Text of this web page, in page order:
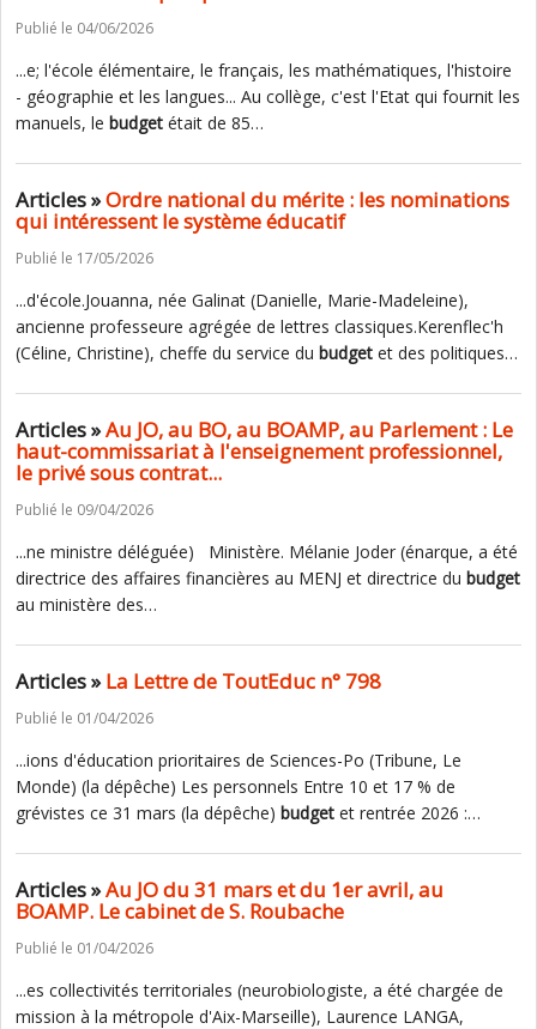
Publié le 04/06/2026
...e; l'école élémentaire, le français, les mathématiques, l'histoire
- géographie et les langues... Au collège, c'est l'Etat qui fournit les
manuels, le budget était de 85…
Articles »Ordre national du mérite : les nominations
qui intéressent le système éducatif
Publié le 17/05/2026
...d'école.Jouanna, née Galinat (Danielle, Marie-Madeleine),
ancienne professeure agrégée de lettres classiques.Kerenflec'h
(Céline, Christine), cheffe du service du budget et des politiques…
Articles »Au JO, au BO, au BOAMP, au Parlement : Le
haut-commissariat à l'enseignement professionnel,
le privé sous contrat...
Publié le 09/04/2026
...ne ministre déléguée) Ministère. Mélanie Joder (énarque, a été
directrice des affaires financières au MENJ et directrice du budget
au ministère des…
Articles »La Lettre de ToutEduc n° 798
Publié le 01/04/2026
...ions d'éducation prioritaires de Sciences-Po (Tribune, Le
Monde) (la dépêche) Les personnels Entre 10 et 17 % de
grévistes ce 31 mars (la dépêche) budget et rentrée 2026 :…
Articles »Au JO du 31 mars et du 1er avril, au
BOAMP. Le cabinet de S. Roubache
Publié le 01/04/2026
...es collectivités territoriales (neurobiologiste, a été chargée de
mission à la métropole d'Aix-Marseille), Laurence LANGA,